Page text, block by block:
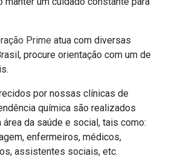
Prime atua com diversas
procure orientação com um de
por nossas clínicas de
química são realizados
da saúde e social, tais como:
enfermeiros, médicos,
assistentes sociais, etc.